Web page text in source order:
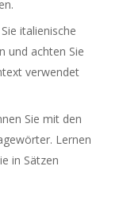
italienische
und achten Sie
verwendet
Sie mit den
Lernen
in Sätzen